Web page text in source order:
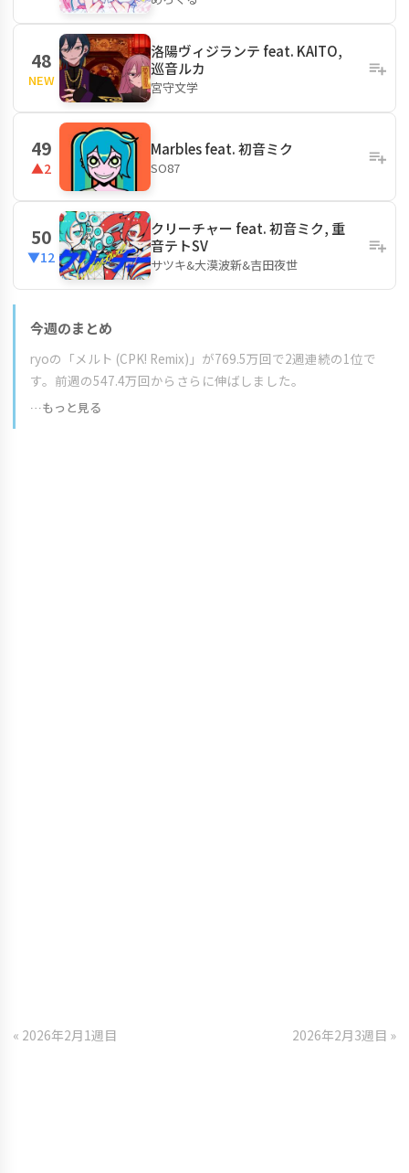
48
NEW
洛陽ヴィジランテ feat. KAITO,
巡音ルカ
宮守文学
49
▲2
Marbles feat. 初音ミク
SO87
50
▼12
クリーチャー feat. 初音ミク, 重
音テトSV
サツキ&大漠波新&吉田夜世
今週のまとめ
ryoの「メルト (CPK! Remix)」が769.5万回で2週連続の1位で
す。前週の547.4万回からさらに伸ばしました。
…もっと見る
« 2026年2月1週目 2026年2月3週目 »